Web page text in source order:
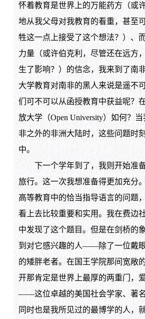
怀着教育是世界上的万能药方（或
地从我父母对我教育的看重，甚至
牲这一点上接受了这个想法？）、
力量（或许伯克利，尽管还在远方
生了影响？）的信念，我来到了南
大学教育对南非的黑人来说是遥不
们可不可以从函授教育中获益呢？
放大学（Open University）如何？
非之外的非洲大陆时，这些问题时
中。
下一个学年到了，我则开始准
旅行。这一次我想准备得更加充分
高等教育中的恰当指导语言的问题
看上去比较重要和实用。我在费边
中发现了这个题目。但是在剑桥的
到对它感兴趣的人——除了一位戴
的矮胖老者。在国王学院那间宽敞
开那肯定是世界上最厚的两重门，
——这位卓越的美国社会学家、著名
同时也是我所见过的最博学的人，